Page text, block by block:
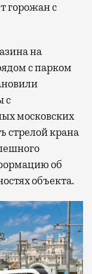
горожан с
на
с парком
с
московских
стрелой крана
об
объекта.